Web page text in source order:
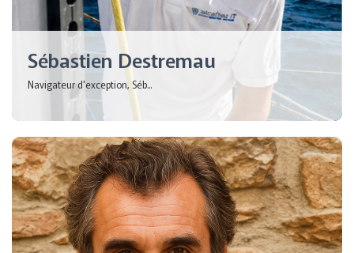
Sébastien Destremau
Navigateur d'exception, Séb...